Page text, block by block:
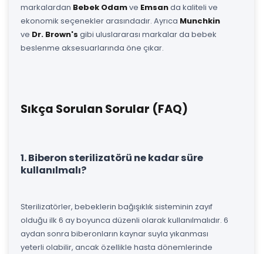
markalardan Bebek Odamve Emsanda kaliteli ve
ekonomik seçenekler arasındadır. Ayrıca Munchkin
ve Dr. Brown's gibi uluslararası markalar da bebek
beslenme aksesuarlarında öne çıkar.
Sıkça Sorulan Sorular (FAQ)
1. Biberon sterilizatörü ne kadar süre
kullanılmalı?
Sterilizatörler, bebeklerin bağışıklık sisteminin zayıf
olduğu ilk 6 ay boyunca düzenli olarak kullanılmalıdır. 6
aydan sonra biberonların kaynar suyla yıkanması
yeterli olabilir, ancak özellikle hasta dönemlerinde